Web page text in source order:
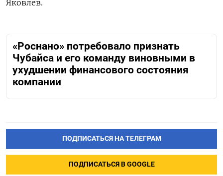
Яковлев.
«Роснано» потребовало признать
Чубайса и его команду виновными в
ухудшении финансового состояния
компании
ПОДПИСАТЬСЯ НА ТЕЛЕГРАМ
ПОДПИСАТЬСЯ В GOOGLE